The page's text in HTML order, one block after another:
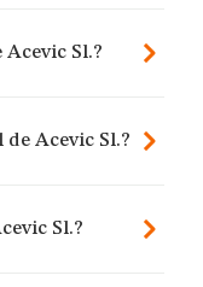
Sl.?
Acevic Sl.?
Sl.?